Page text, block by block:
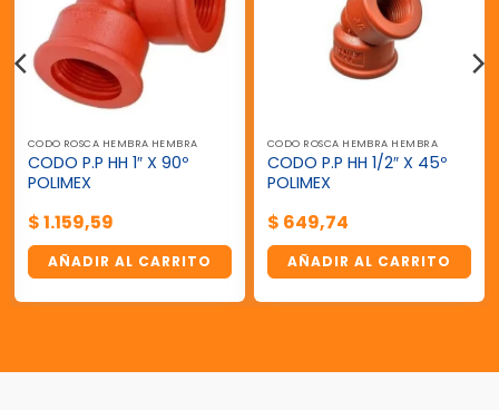
CODO ROSCA HEMBRA HEMBRA
CODO P.P HH 1″ X 90º
POLIMEX
$1.159,59
AÑADIR AL CARRITO
CODO ROSCA HEMBRA HEMBRA
CODO P.P HH 1/2″ X 45º
POLIMEX
$ 649,74
AÑADIR AL CARRITO